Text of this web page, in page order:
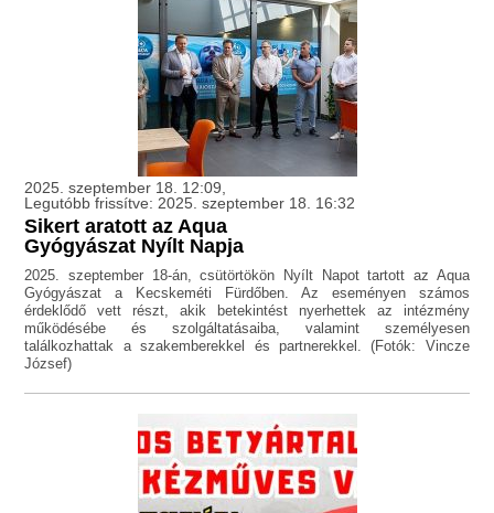
2025. szeptember 18. 12:09,
Legutóbb frissítve: 2025. szeptember 18. 16:32
Sikert aratott az Aqua
Gyógyászat Nyílt Napja
2025. szeptember 18-án, csütörtökön Nyílt Napot tartott az Aqua
Gyógyászat a Kecskeméti Fürdőben. Az eseményen számos
érdeklődő vett részt, akik betekintést nyerhettek az intézmény
működésébe és szolgáltatásaiba, valamint személyesen
találkozhattak a szakemberekkel és partnerekkel. (Fotók: Vincze
József)